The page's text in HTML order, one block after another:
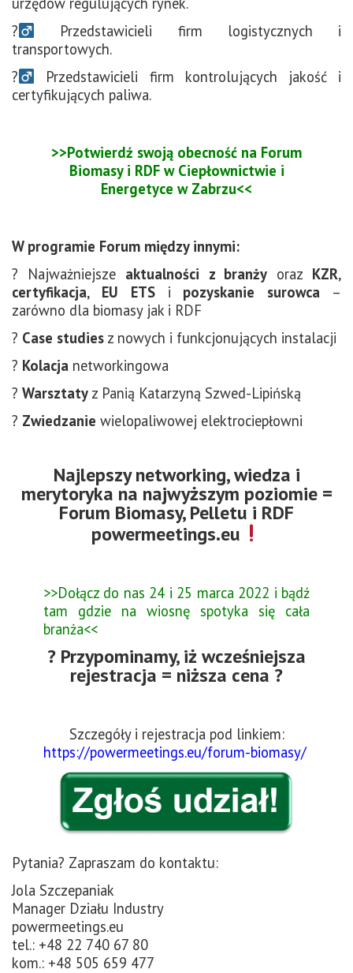
?‍
Przedstawicieli firm logistycznych i
transportowych.
?‍
Przedstawicieli firm kontrolujących jakość i
certyfikujących paliwa.
>>Potwierdź swoją obecność na Forum
Biomasy i RDF w Ciepłownictwie i
Energetyce w Zabrzu<<
W programie Forum między innymi:
? Najważniejsze aktualności z branży oraz KZR,
certyfikacja, EU ETSi pozyskanie surowca –
zarówno dla biomasy jak i RDF
? Case studies z nowych i funkcjonujących instalacji
? Kolacja networkingowa
? Warsztaty z Panią Katarzyną Szwed-Lipińską
? Zwiedzanie wielopaliwowej elektrociepłowni
Najlepszy networking, wiedza i
merytoryka na najwyższym poziomie =
Forum Biomasy, Pelletu i RDF
powermeetings.eu
>>Dołącz do nas 24 i 25 marca 2022 i bądź
tam gdzie na wiosnę spotyka się cała
branża<<
? Przypominamy, iż wcześniejsza
rejestracja = niższa cena ?
Szczegóły i rejestracja pod linkiem:
https://powermeetings.eu/forum-biomasy/
Pytania? Zapraszam do kontaktu:
Jola Szczepaniak
Manager Działu Industry
powermeetings.eu
tel.: +48 22 740 67 80
kom.: +48 505 659 477